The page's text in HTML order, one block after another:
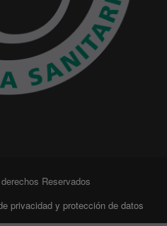
Reservados
privacidad y protección de datos